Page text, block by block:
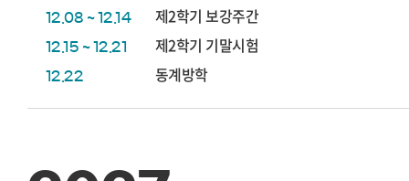
12.08 ~ 12.14 제2학기 보강주간
12.15 ~ 12.21 제2학기 기말시험
12.22 동계방학